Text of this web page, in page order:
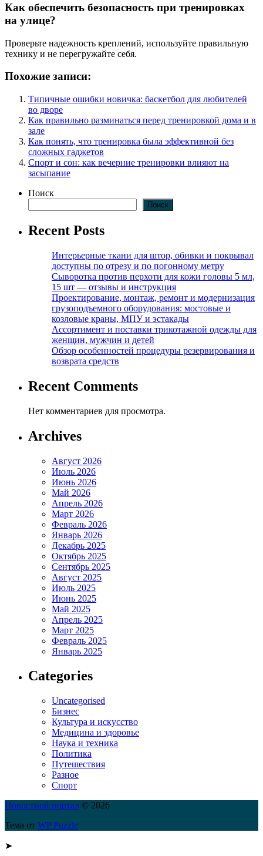
Как обеспечить безопасность при тренировках
на улице?
Проверьте надежность креплений, используйте правильную
технику и не перегружайте себя.
Похожие записи:
Типичные ошибки новичка: баскетбол для любителей
во дворе
Как правильно разминаться перед тренировкой дома и в
зале
Как понять, что тренировка была эффективной без
сложных гаджетов
Спорт и сон: как вечерние тренировки влияют на
засыпание
Поиск
Поиск
Recent Posts
Интерьерные ткани для штор, обивки и покрывал
доступны по отрезу и по погонному метру
Сыворотка против перхоти для кожи головы 5 мл,
15 шт — отзывы и инструкция
Проектирование, монтаж, ремонт и модернизация
грузоподъемного оборудования: мостовые и
козловые краны, МПУ и эстакады
Ассортимент и поставки трикотажной одежды для
женщин, мужчин и детей
Обзор особенностей процедуры резервирования и
возврата средств
Recent Comments
Нет комментариев для просмотра.
Archives
Август 2026
Июль 2026
Июнь 2026
Май 2026
Апрель 2026
Март 2026
Февраль 2026
Январь 2026
Декабрь 2025
Октябрь 2025
Сентябрь 2025
Август 2025
Июль 2025
Июнь 2025
Май 2025
Апрель 2025
Март 2025
Февраль 2025
Январь 2025
Categories
Uncategorised
Бизнес
Культура и искусство
Медицина и здоровье
Наука и техника
Политика
Путешествия
Разное
Спорт
Новостной портал © 2026
Тема от WP Puzzle
➤